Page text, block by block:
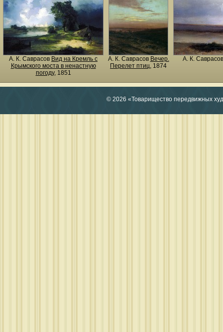
А. К. Саврасов Вид на Кремль с
Крымского моста в ненастную
погоду, 1851
А. К. Саврасов Вечер.
Перелет птиц, 1874
А. К.
© 2026 «Товарищество передвижных